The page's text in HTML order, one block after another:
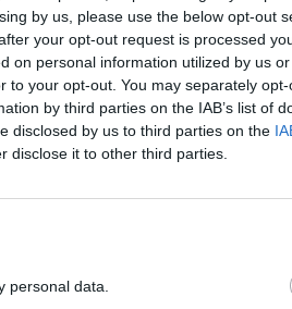
by us, please use the below opt-out
your opt-out request is processed
on personal information utilized by us
to your opt-out. You may separately
by third parties on the IAB’s list of
disclosed by us to third parties on the
disclose it to other third parties.
personal data.
ελευθερίας θα